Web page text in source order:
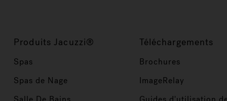
Produits Jacuzzi®
Spas
Spas de Nage
Téléchargements
Brochures
ImageRelay